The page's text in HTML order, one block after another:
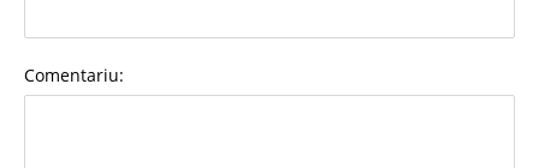
Comentariu: